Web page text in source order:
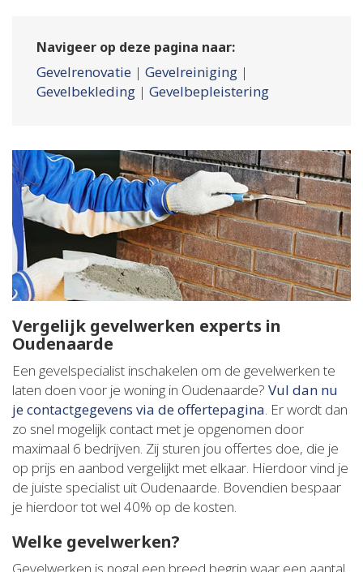
Navigeer op deze pagina naar:
Gevelrenovatie | Gevelreiniging |
Gevelbekleding | Gevelbepleistering
Vergelijk gevelwerken experts in
Oudenaarde
Een gevelspecialist inschakelen om de gevelwerken te
laten doen voor je woning in Oudenaarde? Vul dan nu
je contactgegevens via de offertepagina. Er wordt dan
zo snel mogelijk contact met je opgenomen door
maximaal 6 bedrijven. Zij sturen jou offertes doe, die je
op prijs en aanbod vergelijkt met elkaar. Hierdoor vind je
de juiste specialist uit Oudenaarde. Bovendien bespaar
je hierdoor tot wel 40% op de kosten.
Welke gevelwerken?